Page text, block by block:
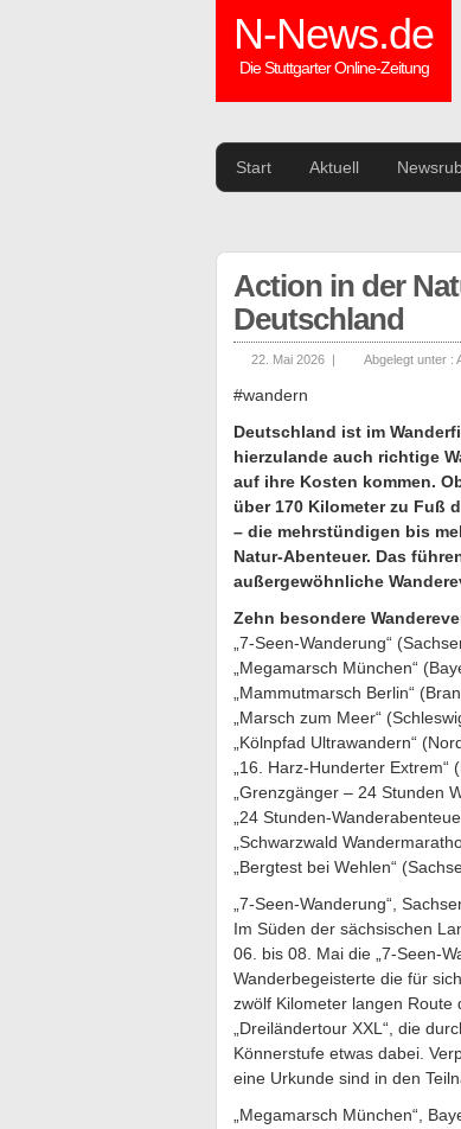
N-News.de
Die Stuttgarter Online-Zeitung
Start Aktuell
Action in der
Deutschland
22. Mai 2026 | Abgelegt unter :
#wandern
Deutschland ist im
hierzulande auch richtige
auf ihre Kosten kommen.
über 170 Kilometer zu Fuß
– die mehrstündigen bis
Natur-Abenteuer. Das
außergewöhnliche
Zehn besondere
„7-Seen-Wanderung“
„Megamarsch München“
„Mammutmarsch Berlin“
„Marsch zum Meer“
„Kölnpfad Ultrawandern“
„16. Harz-Hunderter
„Grenzgänger – 24 Stunden
„24 Stunden-
„Schwarzwald
„Bergtest bei Wehlen“
„7-Seen-Wanderung“,
Im Süden der sächsischen
06. bis 08. Mai die „7-Seen-
Wanderbegeisterte die für
zwölf Kilometer langen Route
„Dreiländertour XXL“, die
Könnerstufe etwas dabei.
eine Urkunde sind in den
„Megamarsch München“,